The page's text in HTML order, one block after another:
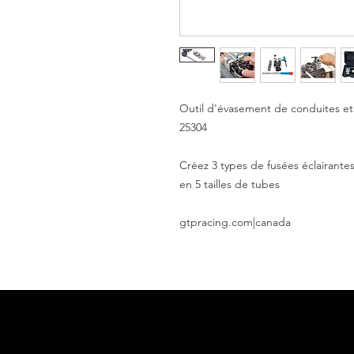
Outil d'évasement de conduites
25304
Créez 3 types de fusées
en 5 tailles de tubes
gtpracing.com|canada